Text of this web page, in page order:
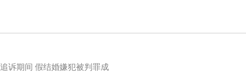
诉期间 假结婚嫌犯被判罪成